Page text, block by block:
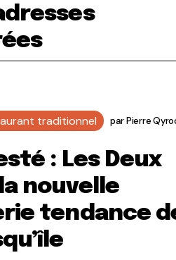
traditionnel parPierre
: Les Deux
nouvelle
tendance